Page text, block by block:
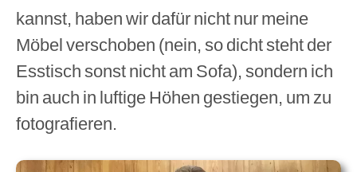
kannst, haben wir dafür nicht nur meine
Möbel verschoben (nein, so dicht steht der
Esstisch sonst nicht am Sofa), sondern ich
bin auch in luftige Höhen gestiegen, um zu
fotografieren.